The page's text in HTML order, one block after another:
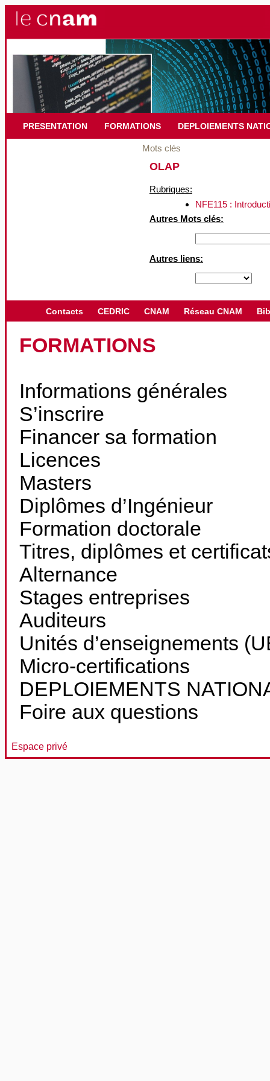
PRESENTATION FORMATIONS DEPLOIEMENTS
Mots clés
OLAP
Rubriques:
NFE115 :
Autres Mots clés:
Autres liens:
Contacts CEDRIC CNAM Réseau CNAM
FORMATIONS
Informations générales
S’inscrire
Financer sa formation
Licences
Masters
Diplômes d’Ingénieur
Formation doctorale
Titres, diplômes et
Alternance
Stages entreprises
Auditeurs
Unités d’enseignements
Micro-certifications
DEPLOIEMENTS
Foire aux questions
Espace privé